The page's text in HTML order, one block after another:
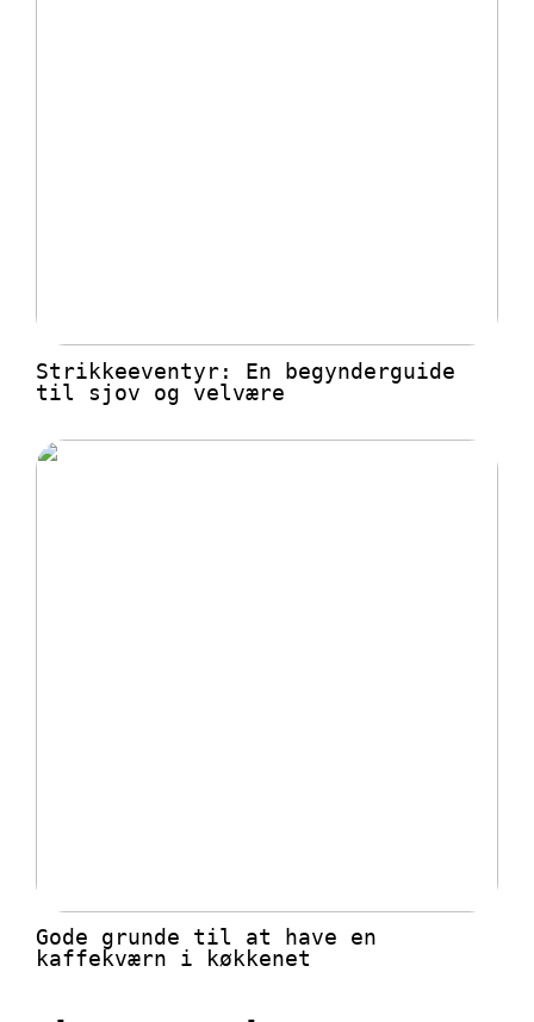
Strikkeeventyr: En begynderguide
til sjov og velvære
Gode grunde til at have en
kaffekværn i køkkenet